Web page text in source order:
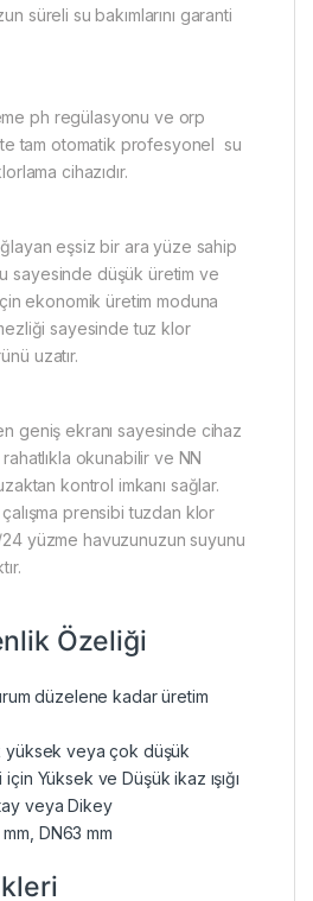
süreli su bakımlarını garanti
ph regülasyonu ve orp
tam otomatik profesyonel su
cihazıdır.
eşsiz bir ara yüze sahip
sayesinde düşük üretim ve
ekonomik üretim moduna
sayesinde tuz klor
uzatır.
geniş ekranı sayesinde cihaz
okunabilir ve NN
kontrol imkanı sağlar.
prensibi tuzdan klor
yüzme havuzunuzun suyunu
Özeliği
düzelene kadar üretim
veya çok düşük
Yüksek ve Düşük ikaz ışığı
veya Dikey
DN63 mm